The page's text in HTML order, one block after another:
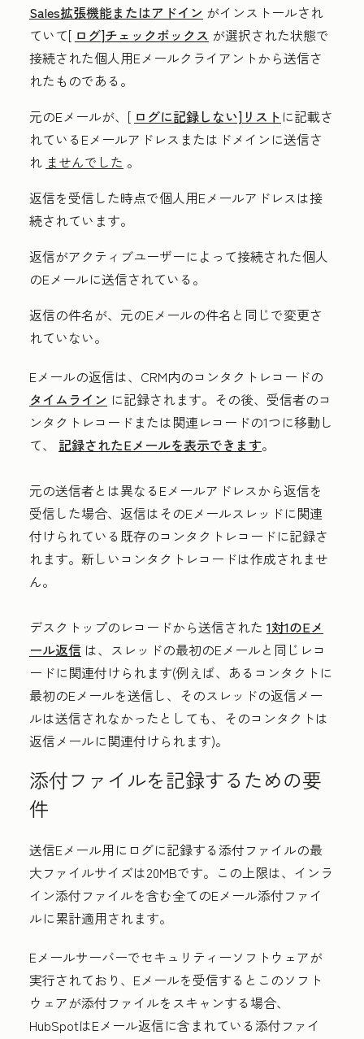
Sales拡張機能またはアドイン がインストールされ
ていて[ ログ]チェックボックス が選択された状態で
接続された個人用Eメールクライアントから送信さ
れたものである。
元のEメールが、[ ログに記録しない]リスト に記載さ
れているEメールアドレスまたはドメインに送信さ
れ ませんでした 。
返信を受信した時点で個人用Eメールアドレスは接
続されています。
返信がアクティブユーザーによって接続された個人
のEメールに送信されている。
返信の件名が、元のEメールの件名と同じで変更さ
れていない。
Eメールの返信は、CRM内のコンタクトレコードの
タイムライン に記録されます。その後、受信者のコ
ンタクトレコードまたは関連レコードの1つに移動し
て、 記録されたEメールを表示できます。
元の送信者とは異なるEメールアドレスから返信を
受信した場合、返信はそのEメールスレッドに関連
付けられている既存のコンタクトレコードに記録さ
れます。新しいコンタクトレコードは作成されませ
ん。
デスクトップのレコードから送信された 1対1のEメ
ール返信 は、スレッドの最初のEメールと同じレコ
ードに関連付けられます(例えば、あるコンタクトに
最初のEメールを送信し、そのスレッドの返信メー
ルは送信されなかったとしても、そのコンタクトは
返信メールに関連付けられます)。
添付ファイルを記録するための要
件
送信Eメール用にログに記録する添付ファイルの最
大ファイルサイズは20MBです。この上限は、インラ
イン添付ファイルを含む全てのEメール添付ファイ
ルに累計適用されます。
Eメールサーバーでセキュリティーソフトウェアが
実行されており、Eメールを受信するとこのソフト
ウェアが添付ファイルをスキャンする場合、
HubSpotはEメール返信に含まれている添付ファイ